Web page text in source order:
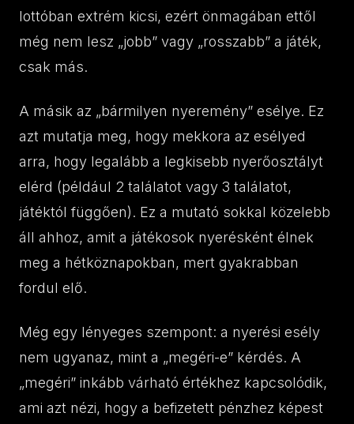
lottóban extrém kicsi, ezért önmagában ettől
még nem lesz „jobb” vagy „rosszabb” a játék,
csak más.
A másik az „bármilyen nyeremény” esélye. Ez
azt mutatja meg, hogy mekkora az esélyed
arra, hogy legalább a legkisebb nyerőosztályt
elérd (például 2 találatot vagy 3 találatot,
játéktól függően). Ez a mutató sokkal közelebb
áll ahhoz, amit a játékosok nyerésként élnek
meg a hétköznapokban, mert gyakrabban
fordul elő.
Még egy lényeges szempont: a nyerési esély
nem ugyanaz, mint a „megéri-e” kérdés. A
„megéri” inkább várható értékhez kapcsolódik,
ami azt nézi, hogy a befizetett pénzhez képest